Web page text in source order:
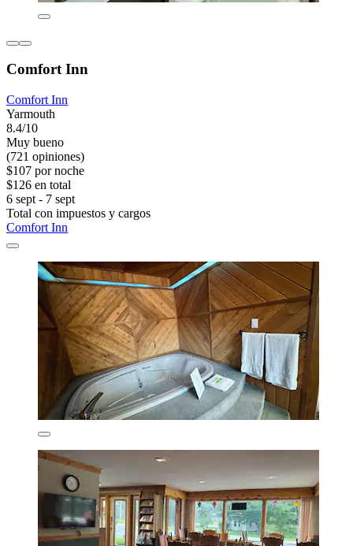
Comfort Inn
Comfort Inn
Yarmouth
8.4/10
Muy bueno
(721 opiniones)
$107 por noche
$126 en total
6 sept - 7 sept
Total con impuestos y cargos
Comfort Inn